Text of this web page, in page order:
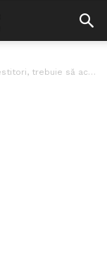
să acordăm facilități